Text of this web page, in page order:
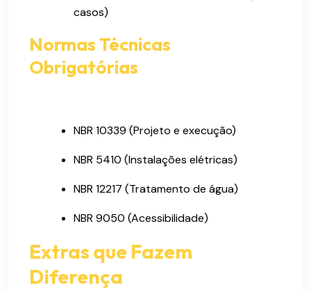
casos)
Normas Técnicas
Obrigatórias
NBR 10339 (Projeto e execução)
NBR 5410 (Instalações elétricas)
NBR 12217 (Tratamento de água)
NBR 9050 (Acessibilidade)
Extras que Fazem
Diferença